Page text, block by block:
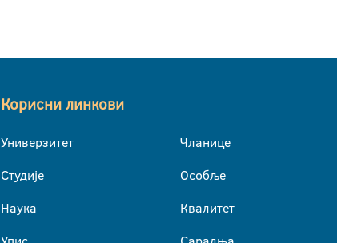
Корисни линкови
Универзитет
Студије
Наука
Чланице
Особље
Квалитет